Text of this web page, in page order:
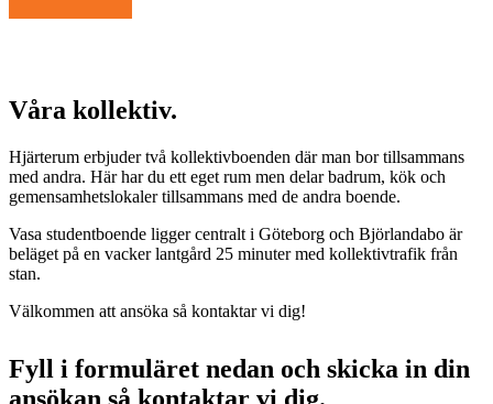
Våra kollektiv.
Hjärterum erbjuder två kollektivboenden där man bor tillsammans
med andra. Här har du ett eget rum men delar badrum, kök och
gemensamhetslokaler tillsammans med de andra boende.
Vasa studentboende ligger centralt i Göteborg och Björlandabo är
beläget på en vacker lantgård 25 minuter med kollektivtrafik från
stan.
Välkommen att ansöka så kontaktar vi dig!
Fyll i formuläret nedan och skicka in din